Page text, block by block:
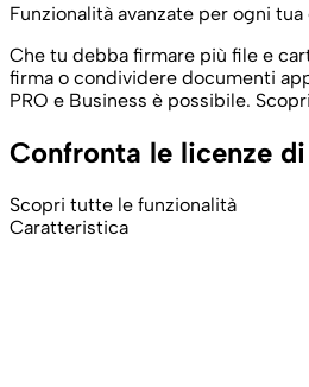
Funzionalità avanzate per ogni tua
Che tu debba firmare più file e
firma o condividere documenti
PRO e Business è possibile.
Confronta le licenze
Scopri tutte le funzionalità
Caratteristica